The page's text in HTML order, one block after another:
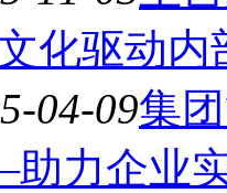
化驱动
04-09集
力企业实